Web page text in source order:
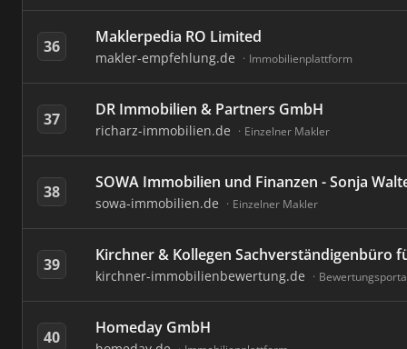
36 Maklerpedia RO Limited
makler-empfehlung.de Immobilienplattform
37 DR Immobilien & Partners GmbH
richarz-immobilien.de Einzelner Makler
38 SOWA Immobilien und Finanzen - Sonja
sowa-immobilien.de Einzelner Makler
39 Kirchner & Kollegen Sachverständigenbüro
kirchner-immobilienbewertung.de
40 Homeday GmbH